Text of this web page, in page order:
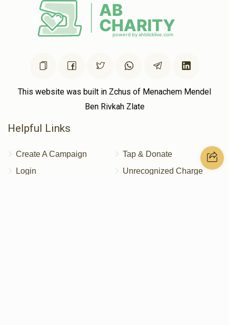
This website was built in Zchus of Menachem Mendel
Ben Rivkah Zlate
Helpful Links
Create A Campaign
Login
Tap & Donate
Unrecognized Charge